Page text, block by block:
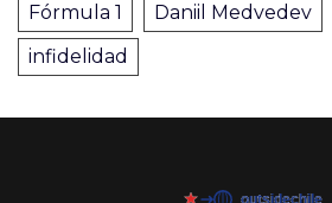
Fórmula 1
Daniil Medvedev
infidelidad